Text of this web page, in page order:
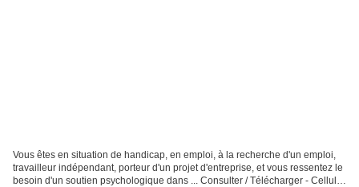
Vous êtes en situation de handicap, en emploi, à la recherche d'un emploi,
travailleur indépendant, porteur d'un projet d'entreprise, et vous ressentez le
besoin d'un soutien psychologique dans ... Consulter / Télécharger - Cellule